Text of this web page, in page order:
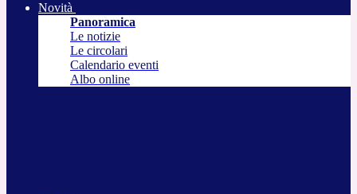
Novità
Panoramica
Le notizie
Le circolari
Calendario eventi
Albo online